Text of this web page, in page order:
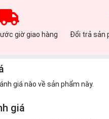
giờ giao hàng
Đổi trả sản
giá nào về sản phẩm này.
giá